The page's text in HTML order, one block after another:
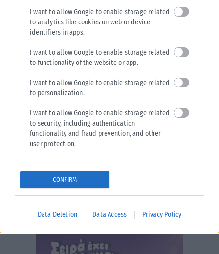
I want to allow Google to enable storage related
to analytics like cookies on web or device
identifiers in apps.
I want to allow Google to enable storage related
to functionality of the website or app.
I want to allow Google to enable storage related
to personalization.
I want to allow Google to enable storage related
to security, including authentication
functionality and fraud prevention, and other
user protection.
CONFIRM
Data Deletion Data Access Privacy Policy